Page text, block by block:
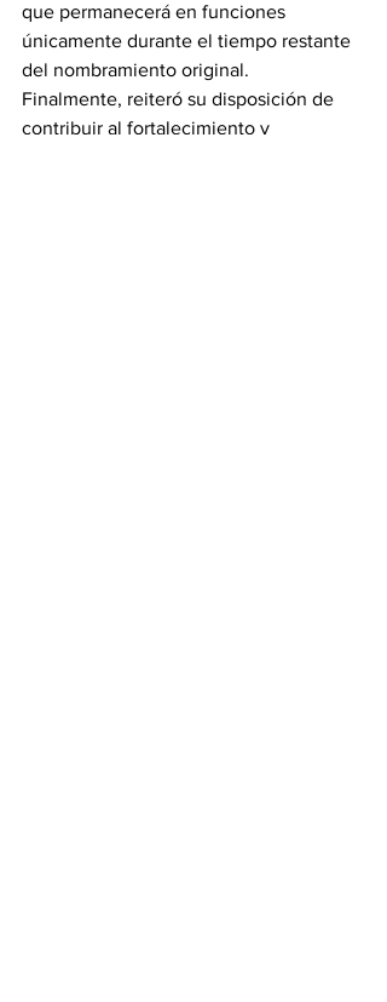
que permanecerá en funciones
únicamente durante el tiempo restante
del nombramiento original.
Finalmente, reiteró su disposición de
contribuir al fortalecimiento y